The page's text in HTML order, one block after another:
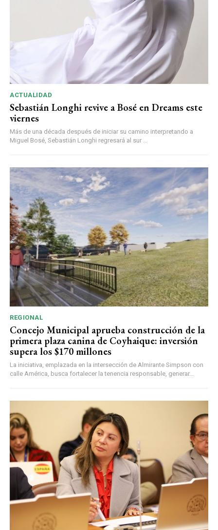
ACTUALIDAD
Sebastián Longhi revive a Bosé en Dreams este
viernes
Más de una década después de iniciar su camino interpretando a
Miguel Bosé, Sebastián Longhi regresará al sur ...
REGIONAL
Concejo Municipal aprueba construcción de la
primera plaza canina de Coyhaique: inversión
supera los $170 millones
La iniciativa, emplazada en la intersección de Almirante Simpson con
calle América, busca fortalecer la tenencia responsable, generar...